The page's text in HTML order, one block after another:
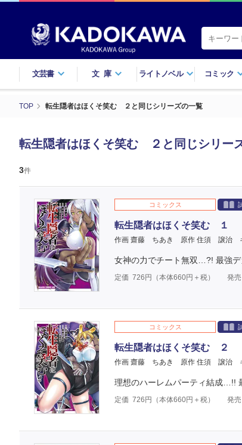
文芸書 文庫 ライトノベル コミック
TOP 転生隠者はほくそ笑む ２と同じシリーズの一覧
転生隠者はほくそ笑む ２と同じシリー
3件
コミックス
転生隠者はほくそ笑む １
作画 齋藤 ちあき 原作 住須 譲治
女神の力でチート無双…?! 最強
定価 726 円（本体660円＋税） 発
コミックス
転生隠者はほくそ笑む ２
作画 齋藤 ちあき 原作 住須 譲治
理想のハーレムパーティ結成…!!
定価 726 円（本体660円＋税） 発